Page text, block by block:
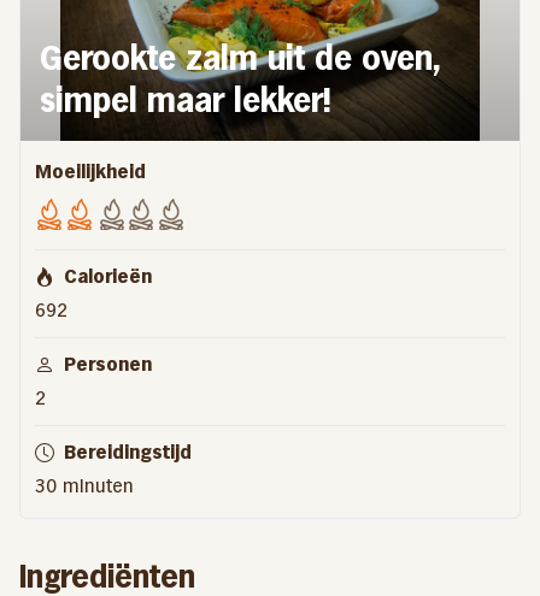
Gerookte zalm uit de oven,
simpel maar lekker!
Moeilijkheid
Calorieën
692
Personen
2
Bereidingstijd
30 minuten
Ingrediënten